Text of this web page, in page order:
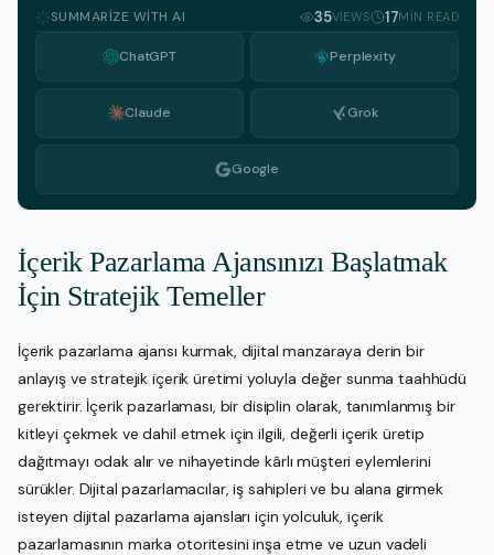
SUMMARIZE WITH AI 35VIEWS 17MIN READ
ChatGPT Perplexity
Claude Grok
Google
İçerik Pazarlama Ajansınızı Başlatmak
İçin Stratejik Temeller
İçerik pazarlama ajansı kurmak, dijital manzaraya derin bir
anlayış ve stratejik içerik üretimi yoluyla değer sunma taahhüdü
gerektirir. İçerik pazarlaması, bir disiplin olarak, tanımlanmış bir
kitleyi çekmek ve dahil etmek için ilgili, değerli içerik üretip
dağıtmayı odak alır ve nihayetinde kârlı müşteri eylemlerini
sürükler. Dijital pazarlamacılar, iş sahipleri ve bu alana girmek
isteyen dijital pazarlama ajansları için yolculuk, içerik
pazarlamasının marka otoritesini inşa etme ve uzun vadeli